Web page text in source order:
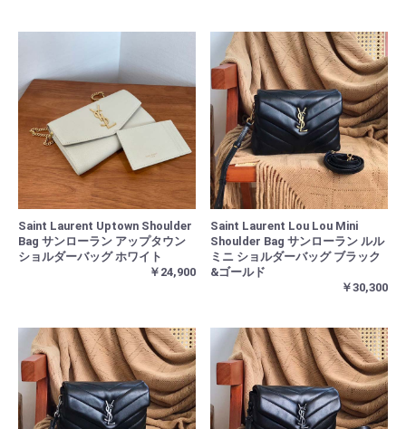
Saint Laurent Uptown Shoulder
Bag サンローラン アップタウン
ショルダーバッグ ホワイト
￥24,900
Saint Laurent Lou Lou Mini
Shoulder Bag サンローラン ルル
ミニ ショルダーバッグ ブラック
&ゴールド
￥30,300